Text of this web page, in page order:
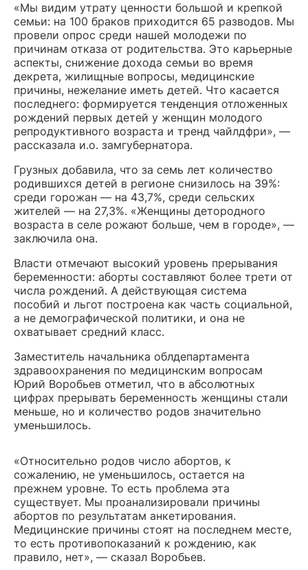
«Мы видим утрату ценности большой и крепкой
семьи: на 100 браков приходится 65 разводов. Мы
провели опрос среди нашей молодежи по
причинам отказа от родительства. Это карьерные
аспекты, снижение дохода семьи во время
декрета, жилищные вопросы, медицинские
причины, нежелание иметь детей. Что касается
последнего: формируется тенденция отложенных
рождений первых детей у женщин молодого
репродуктивного возраста и тренд чайлдфри», —
рассказала и.о. замгубернатора.
Грузных добавила, что за семь лет количество
родившихся детей в регионе снизилось на 39%:
среди горожан — на 43,7%, среди сельских
жителей — на 27,3%. «Женщины детородного
возраста в селе рожают больше, чем в городе», —
заключила она.
Власти отмечают высокий уровень прерывания
беременности: аборты составляют более трети от
числа рождений. А действующая система
пособий и льгот построена как часть социальной,
а не демографической политики, и она не
охватывает средний класс.
Заместитель начальника облдепартамента
здравоохранения по медицинским вопросам
Юрий Воробьев отметил, что в абсолютных
цифрах прерывать беременность женщины стали
меньше, но и количество родов значительно
уменьшилось.
«Относительно родов число абортов, к
сожалению, не уменьшилось, остается на
прежнем уровне. То есть проблема эта
существует. Мы проанализировали причины
абортов по результатам анкетирования.
Медицинские причины стоят на последнем месте,
то есть противопоказаний к рождению, как
правило, нет», — сказал Воробьев.